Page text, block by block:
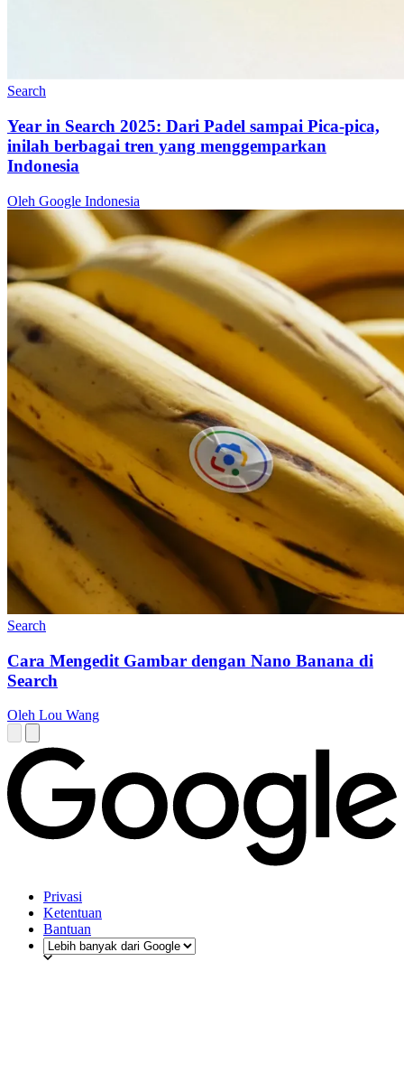
Search
Year in Search 2025: Dari Padel sampai Pica-pica,
inilah berbagai tren yang menggemparkan
Indonesia
Oleh Google Indonesia
Search
Cara Mengedit Gambar dengan Nano Banana di
Search
Oleh Lou Wang
Privasi
Ketentuan
Bantuan